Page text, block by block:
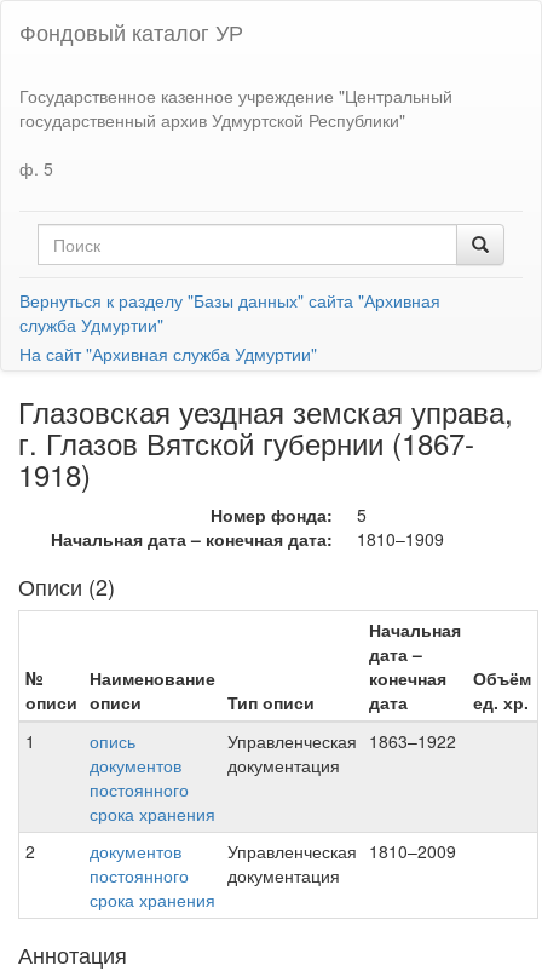
Фондовый каталог УР
Государственное казенное учреждение "Центральный
государственный архив Удмуртской Республики"
ф. 5
Вернуться к разделу "Базы данных" сайта "Архивная
служба Удмуртии"
На сайт "Архивная служба Удмуртии"
Глазовская уездная земская управа,
г. Глазов Вятской губернии (1867-
1918)
Номер фонда:
5
Начальная дата – конечная дата:
1810–1909
Описи (2)
№
описи
Наименование
описи
Тип описи
Начальная
дата –
конечная
дата
Объём
ед. хр.
1
опись
документов
постоянного
срока хранения
Управленческая
документация
1863–1922
2
документов
постоянного
срока хранения
Управленческая
документация
1810–2009
Аннотация